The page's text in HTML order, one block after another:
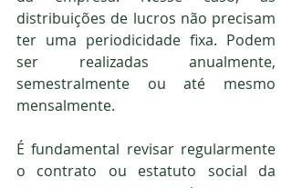
distribuições de lucros não precisam
ter uma periodicidade fixa. Podem
ser realizadas anualmente,
semestralmente ou até mesmo
mensalmente.
É fundamental revisar regularmente
o contrato ou estatuto social da